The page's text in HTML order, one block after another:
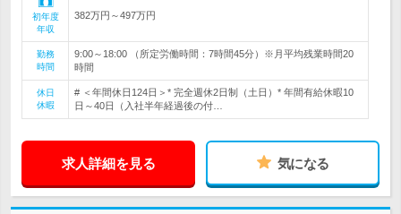
初年度
年収
382万円～497万円
勤務
時間
9:00～18:00 （所定労働時間：7時間45分）※月平均残業時間20
時間
休日
休暇
# ＜年間休日124日＞* 完全週休2日制（土日）* 年間有給休暇10
日～40日（入社半年経過後の付…
求人詳細を見る 気になる